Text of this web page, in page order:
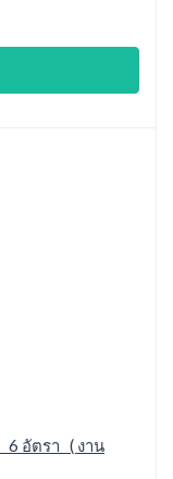
6 อัตรา ( งาน